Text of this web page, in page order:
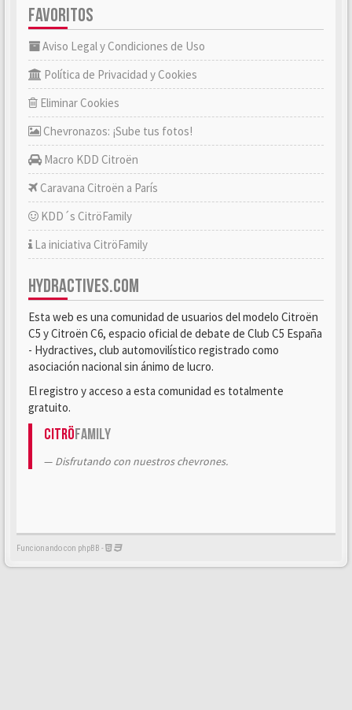
FAVORITOS
Aviso Legal y Condiciones de Uso
Política de Privacidad y Cookies
Eliminar Cookies
Chevronazos: ¡Sube tus fotos!
Macro KDD Citroën
Caravana Citroën a París
KDD´s CitröFamily
La iniciativa CitröFamily
HYDRACTIVES.COM
Esta web es una comunidad de usuarios del modelo Citroën
C5 y Citroën C6, espacio oficial de debate de Club C5 España
- Hydractives, club automovilístico registrado como
asociación nacional sin ánimo de lucro.
El registro y acceso a esta comunidad es totalmente
gratuito.
CitröFamily
Disfrutando con nuestros chevrones.
Funcionando con phpBB -